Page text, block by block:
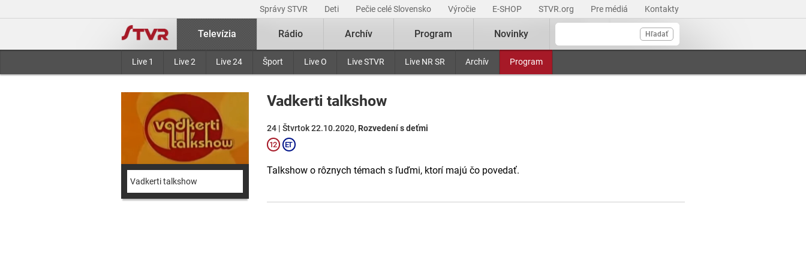
Správy STVR Deti Pečie celé Slovensko Výročie E-SHOP STVR.org Pre médiá Kontakty
Hľadať
Televízia
Live 1 Live 2 Live 24 Šport Live O Live STVR Live NR SR Archív Program
Rádio Archív Program Novinky
Vadkerti talkshow
Vadkerti talkshow
24 | Štvrtok 22.10.2020, Rozvedení s deťmi
Talkshow o rôznych témach s ľuďmi, ktorí majú čo povedať.